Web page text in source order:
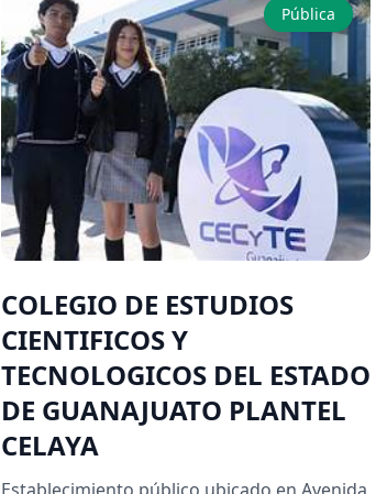
Pública
COLEGIO DE ESTUDIOS
CIENTIFICOS Y
TECNOLOGICOS DEL ESTADO
DE GUANAJUATO PLANTEL
CELAYA